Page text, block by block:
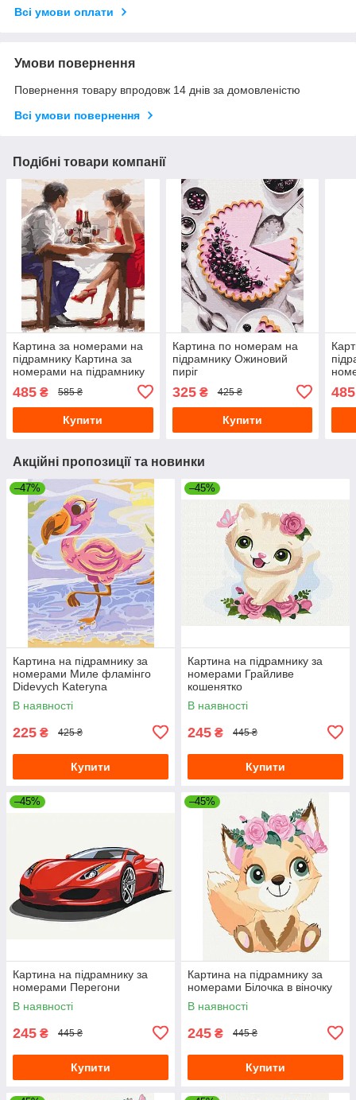
Всі умови оплати
Умови повернення
Повернення товару впродовж 14 днів за домовленістю
Всі умови повернення
Подібні товари компанії
Картина за номерами на
підрамнику Картина за
номерами на підрамнику
Картина на підрамнику за
номерами Побачення
485 ₴ 585 ₴
Купити
Картина по номерам на
підрамнику Ожиновий
пиріг
325₴ 425 ₴
Купити
485
Акційні пропозиції та новинки
–47%
Картина на підрамнику за
номерами Миле фламінго
Didevych Kateryna
В наявності
225 ₴ 425 ₴
Купити
–45%
Картина на підрамнику за
номерами Грайливе
кошенятко
В наявності
245 ₴ 445 ₴
Купити
–45%
Картина на підрамнику за
номерами Перегони
В наявності
245 ₴ 445 ₴
Купити
–45%
Картина на підрамнику за
номерами Білочка в віночку
В наявності
245 ₴ 445 ₴
Купити